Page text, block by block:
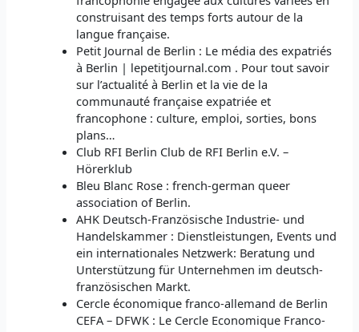
construisant des temps forts autour de la
langue française.
Petit Journal de Berlin : Le média des expatriés
à Berlin | lepetitjournal.com . Pour tout savoir
sur l’actualité à Berlin et la vie de la
communauté française expatriée et
francophone : culture, emploi, sorties, bons
plans…
Club RFI Berlin Club de RFI Berlin e.V. –
Hörerklub
Bleu Blanc Rose : french-german queer
association of Berlin.
AHK Deutsch-Französische Industrie- und
Handelskammer : Dienstleistungen, Events und
ein internationales Netzwerk: Beratung und
Unterstützung für Unternehmen im deutsch-
französischen Markt.
Cercle économique franco-allemand de Berlin
CEFA – DFWK : Le Cercle Economique Franco-